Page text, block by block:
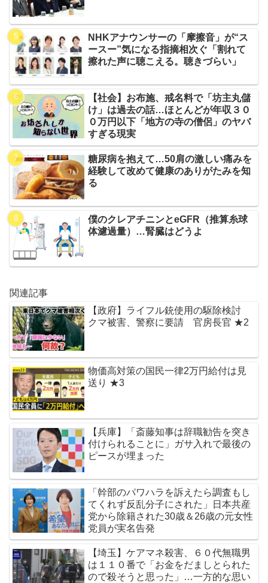
NHKアナウンサーの「摩擦音」が“ス
ースー”気になる指摘相次ぐ「割れて
擦れた声に聴こえる。聴きづらい」
【社会】お布施、戒名料で「坊主丸儲
け」は過去の話…ほとんどが年収３０
０万円以下「地方の寺の僧侶」のヤバ
すぎる現実
糖尿病を抱えて…50肩の激しい痛みを
経験して改めて健康のありがたみを知
る
僕のクレアチニンとeGFR（推算糸球
体濾過量）…腎臓はどうよ
関連記事
【政府】ライフル銃使用の駆除検討
クマ被害、警察に要請 官房長官 ★2
物価高対策の国民一律2万円給付は見
送り ★3
【兵庫】「斎藤知事は辞職勧告を突き
付けられることに」ガサ入れで最後の
ピースが埋まった
「幹部のパワハラを訴えたら調査もし
てくれず反乱分子にされた」日本共産
党から除籍された30歳＆26歳の元女性
党員が実名告発
【埼玉】ケアマネ殺害、６０代無職男
は１１０番で「お金をだましとられた
ので殺そうと思った」…一方的な思い